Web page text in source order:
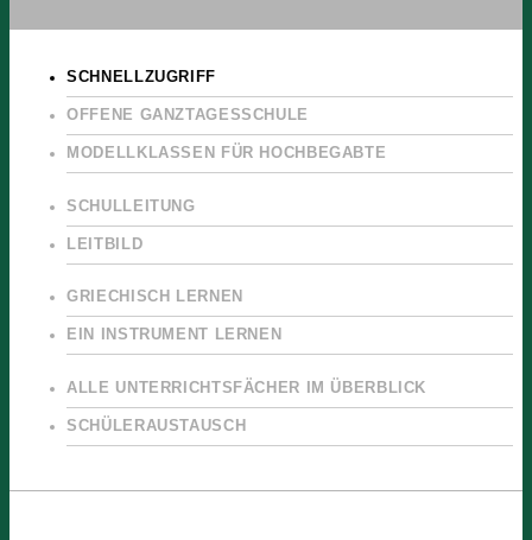
SCHNELLZUGRIFF
OFFENE GANZTAGESSCHULE
MODELLKLASSEN FÜR HOCHBEGABTE
SCHULLEITUNG
LEITBILD
GRIECHISCH LERNEN
EIN INSTRUMENT LERNEN
ALLE UNTERRICHTSFÄCHER IM ÜBERBLICK
SCHÜLERAUSTAUSCH